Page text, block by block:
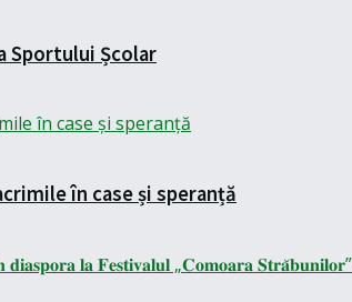
Sportului Școlar
în case și speranță